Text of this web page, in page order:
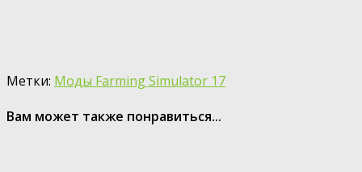
Метки: Моды Farming Simulator 17
Вам может также понравиться...